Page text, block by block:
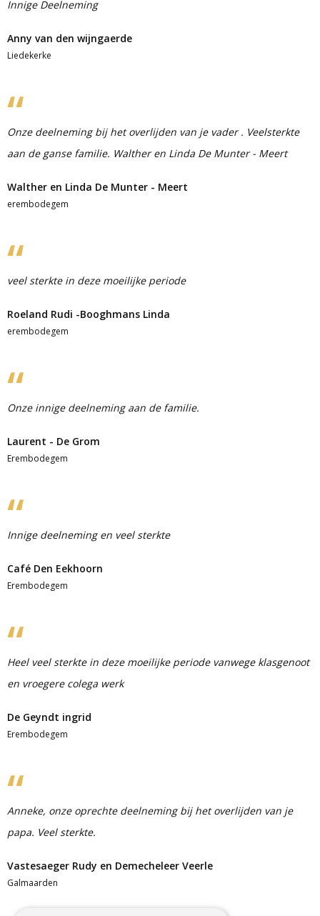
Innige Deelneming
Anny van den wijngaerde
Liedekerke
Onze deelneming bij het overlijden van je vader . Veelsterkte
aan de ganse familie. Walther en Linda De Munter - Meert
Walther en Linda De Munter - Meert
erembodegem
veel sterkte in deze moeilijke periode
Roeland Rudi -Booghmans Linda
erembodegem
Onze innige deelneming aan de familie.
Laurent - De Grom
Erembodegem
Innige deelneming en veel sterkte
Café Den Eekhoorn
Erembodegem
Heel veel sterkte in deze moeilijke periode vanwege klasgenoot
en vroegere colega werk
De Geyndt ingrid
Erembodegem
Anneke, onze oprechte deelneming bij het overlijden van je
papa. Veel sterkte.
Vastesaeger Rudy en Demecheleer Veerle
Galmaarden